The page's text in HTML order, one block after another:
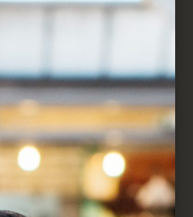
מידע נוסף: